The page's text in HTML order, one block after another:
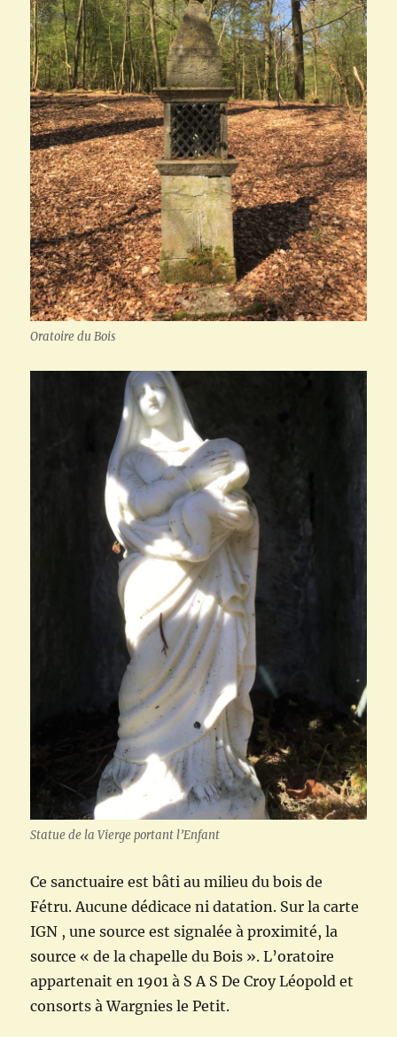
Oratoire du Bois
Statue de la Vierge portant l’Enfant
Ce sanctuaire est bâti au milieu du bois de
Fétru. Aucune dédicace ni datation. Sur la carte
IGN , une source est signalée à proximité, la
source « de la chapelle du Bois ». L’oratoire
appartenait en 1901 à S A S De Croy Léopold et
consorts à Wargnies le Petit.